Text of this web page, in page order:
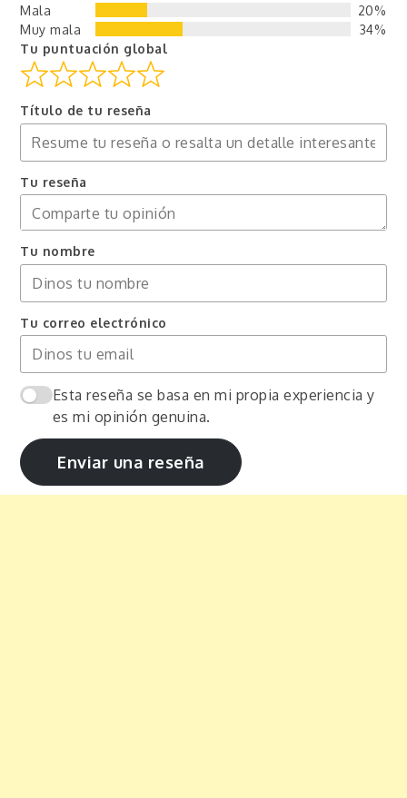
Mala
20%
Muy mala
34%
Tu puntuación global
Título de tu reseña
Tu reseña
Tu nombre
Tu correo electrónico
Esta reseña se basa en mi propia experiencia y
es mi opinión genuina.
Enviar una reseña